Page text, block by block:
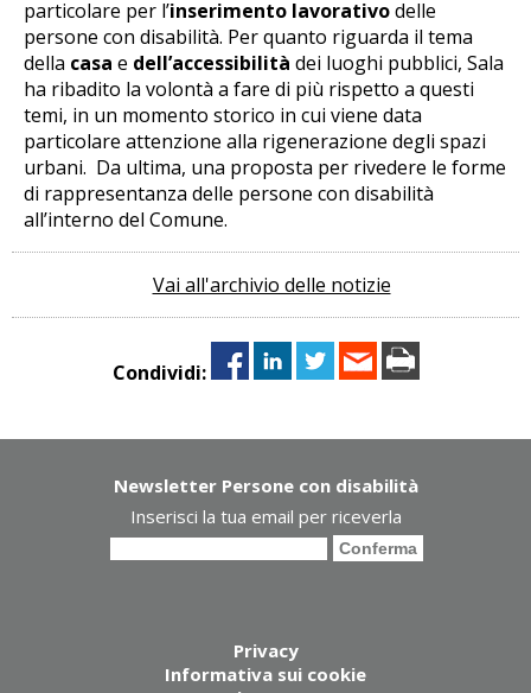
particolare per l’inserimento lavorativodelle
persone con disabilità. Per quanto riguarda il tema
della casa e dell’accessibilità dei luoghi pubblici, Sala
ha ribadito la volontà a fare di più rispetto a questi
temi, in un momento storico in cui viene data
particolare attenzione alla rigenerazione degli spazi
urbani. Da ultima, una proposta per rivedere le forme
di rappresentanza delle persone con disabilità
all’interno del Comune.
Vai all'archivio delle notizie
Condividi:
Newsletter Persone con disabilità
Inserisci la tua email per riceverla
Privacy
Informativa sui cookie